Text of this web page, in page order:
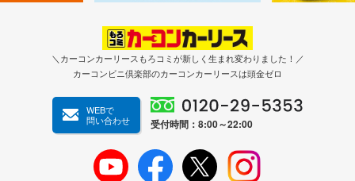
＼カーコンカーリースもろコミが新しく生まれ変わりました！／
カーコンビニ倶楽部のカーコンカーリースは頭金ゼロ
WEBで
問い合わせ
受付時間：8:00～22:00